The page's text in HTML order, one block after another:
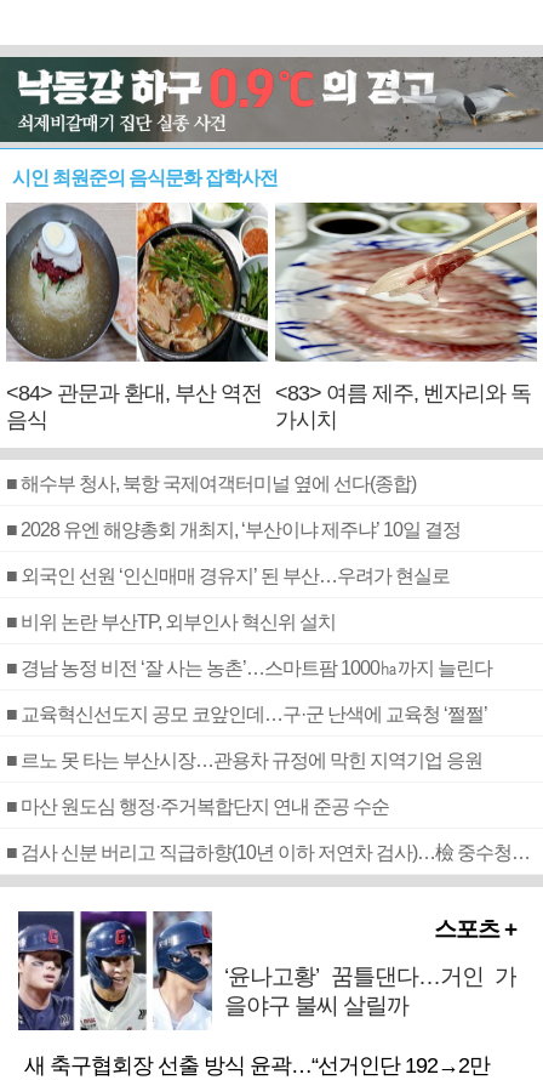
시인 최원준의 음식문화 잡학사전
<84> 관문과 환대, 부산 역전
음식
<83> 여름 제주, 벤자리와 독
가시치
■ 해수부 청사, 북항 국제여객터미널 옆에 선다(종합)
■ 2028 유엔 해양총회 개최지, ‘부산이냐 제주냐’ 10일 결정
■ 외국인 선원 ‘인신매매 경유지’ 된 부산…우려가 현실로
■ 비위 논란 부산TP, 외부인사 혁신위 설치
■ 경남 농정 비전 ‘잘 사는 농촌’…스마트팜 1000㏊까지 늘린다
■ 교육혁신선도지 공모 코앞인데…구·군 난색에 교육청 ‘쩔쩔’
■ 르노 못 타는 부산시장…관용차 규정에 막힌 지역기업 응원
■ 마산 원도심 행정·주거복합단지 연내 준공 수순
■ 검사 신분 버리고 직급하향(10년 이하 저연차 검사)…檢 중수청행 기피
스포츠 +
‘윤나고황’ 꿈틀댄다…거인 가
을야구 불씨 살릴까
새 축구협회장 선출 방식 윤곽…“선거인단 192→2만